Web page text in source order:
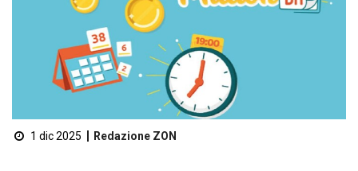
1 dic 2025 Redazione ZON